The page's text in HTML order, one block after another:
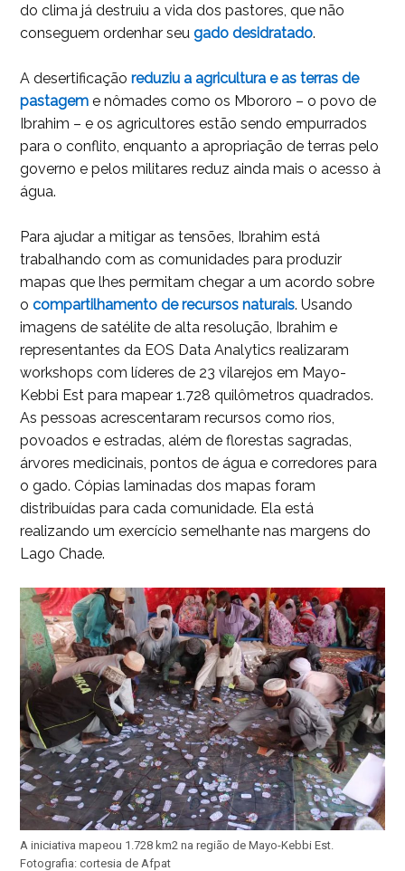
do clima já destruiu a vida dos pastores, que não
conseguem ordenhar seugado desidratado.
A desertificaçãoreduziu a agricultura e as terras de
pastagem e nômades como os Mbororo – o povo de
Ibrahim – e os agricultores estão sendo empurrados
para o conflito, enquanto a apropriação de terras pelo
governo e pelos militares reduz ainda mais o acesso à
água.
Para ajudar a mitigar as tensões, Ibrahim está
trabalhando com as comunidades para produzir
mapas que lhes permitam chegar a um acordo sobre
ocompartilhamento de recursos naturais. Usando
imagens de satélite de alta resolução, Ibrahim e
representantes da EOS Data Analytics realizaram
workshops com líderes de 23 vilarejos em Mayo-
Kebbi Est para mapear 1.728 quilômetros quadrados.
As pessoas acrescentaram recursos como rios,
povoados e estradas, além de florestas sagradas,
árvores medicinais, pontos de água e corredores para
o gado. Cópias laminadas dos mapas foram
distribuídas para cada comunidade. Ela está
realizando um exercício semelhante nas margens do
Lago Chade.
A iniciativa mapeou 1.728 km2 na região de Mayo-Kebbi Est.
Fotografia: cortesia de Afpat